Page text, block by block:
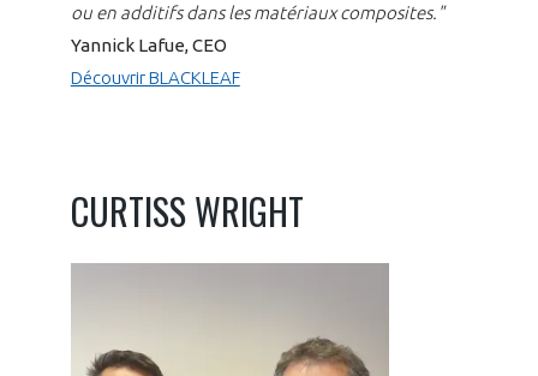
ou en additifs dans les matériaux composites."
Yannick Lafue, CEO
Découvrir BLACKLEAF
CURTISS WRIGHT